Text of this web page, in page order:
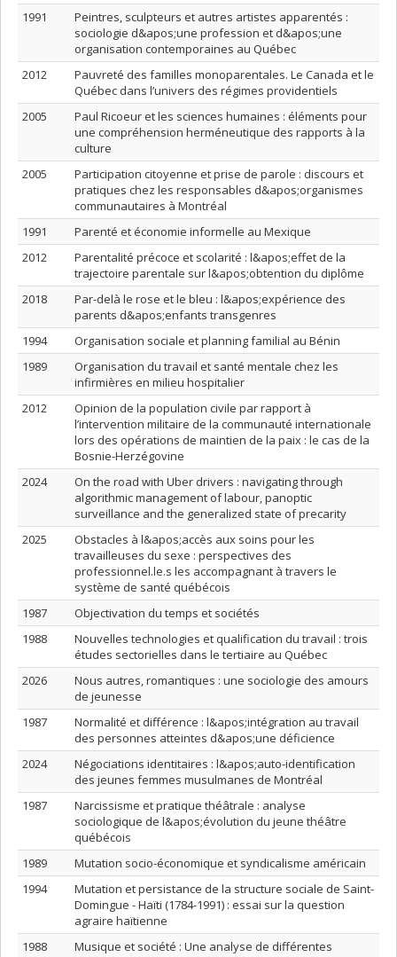
1991
Peintres, sculpteurs et autres artistes apparentés :
sociologie d&apos;une profession et d&apos;une
organisation contemporaines au Québec
2012
Pauvreté des familles monoparentales. Le Canada et le
Québec dans l’univers des régimes providentiels
2005
Paul Ricoeur et les sciences humaines : éléments pour
une compréhension herméneutique des rapports à la
culture
2005
Participation citoyenne et prise de parole : discours et
pratiques chez les responsables d&apos;organismes
communautaires à Montréal
1991
Parenté et économie informelle au Mexique
2012
Parentalité précoce et scolarité : l&apos;effet de la
trajectoire parentale sur l&apos;obtention du diplôme
2018
Par-delà le rose et le bleu : l&apos;expérience des
parents d&apos;enfants transgenres
1994
Organisation sociale et planning familial au Bénin
1989
Organisation du travail et santé mentale chez les
infirmières en milieu hospitalier
2012
Opinion de la population civile par rapport à
l’intervention militaire de la communauté internationale
lors des opérations de maintien de la paix : le cas de la
Bosnie-Herzégovine
2024
On the road with Uber drivers : navigating through
algorithmic management of labour, panoptic
surveillance and the generalized state of precarity
2025
Obstacles à l&apos;accès aux soins pour les
travailleuses du sexe : perspectives des
professionnel.le.s les accompagnant à travers le
système de santé québécois
1987
Objectivation du temps et sociétés
1988
Nouvelles technologies et qualification du travail : trois
études sectorielles dans le tertiaire au Québec
2026
Nous autres, romantiques : une sociologie des amours
de jeunesse
1987
Normalité et différence : l&apos;intégration au travail
des personnes atteintes d&apos;une déficience
2024
Négociations identitaires : l&apos;auto-identification
des jeunes femmes musulmanes de Montréal
1987
Narcissisme et pratique théâtrale : analyse
sociologique de l&apos;évolution du jeune théâtre
québécois
1989
Mutation socio-économique et syndicalisme américain
1994
Mutation et persistance de la structure sociale de Saint-
Domingue - Haïti (1784-1991) : essai sur la question
agraire haïtienne
1988
Musique et société : Une analyse de différentes